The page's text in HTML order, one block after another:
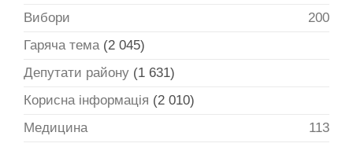
Вибори
200
Гаряча тема(2 045)
Депутати району (1 631)
Корисна інформація (2 010)
Медицина
113